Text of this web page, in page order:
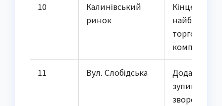
10
Калинівський
ринок
Кінцева
найбільший
комплекс
11 Вул. Слобідська
Додаткова
зупинка у
зворотному